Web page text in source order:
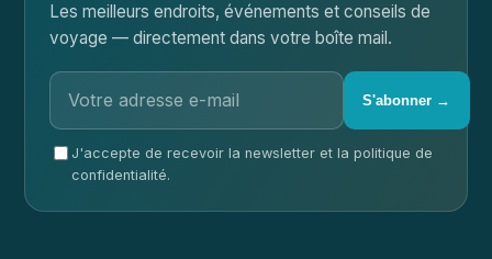
Les meilleurs endroits, événements et conseils de
voyage — directement dans votre boîte mail.
S'abonner →
J'accepte de recevoir la newsletter et la politique de
confidentialité.